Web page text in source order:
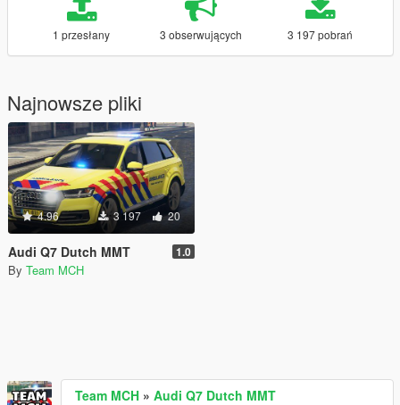
1 przesłany 3 obserwujących 3 197 pobrań
Najnowsze pliki
4.96 3 197 20
Audi Q7 Dutch MMT 1.0
By Team MCH
Team MCH » Audi Q7 Dutch MMT